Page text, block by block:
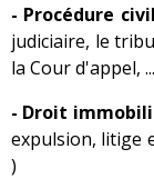
- Procédure
judiciaire, le
la Cour d'appel,
- Droit
expulsion, litige
)